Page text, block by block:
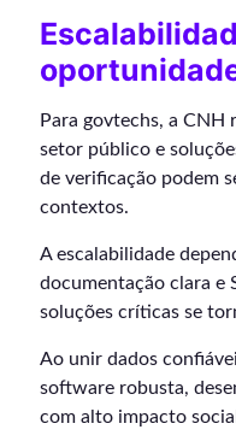
Para govtechs, a
setor público e
de verificação podem
contextos.
A escalabilidade
documentação clara e
soluções críticas se
Ao unir dados
software robusta,
com alto impacto